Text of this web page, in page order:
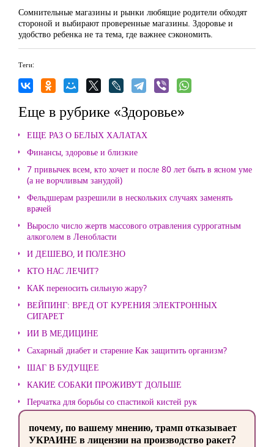
Сомнительные магазины и рынки любящие родители обходят
стороной и выбирают проверенные магазины. Здоровье и
удобство ребенка не та тема, где важнее сэкономить.
Теги:
Еще в рубрике «Здоровье»
ЕЩЕ РАЗ О БЕЛЫХ ХАЛАТАХ
Финансы, здоровье и близкие
7 привычек всем, кто хочет и после 80 лет быть в ясном уме
(а не ворчливым занудой)
Фельдшерам разрешили в нескольких случаях заменять
врачей
Выросло число жертв массового отравления суррогатным
алкоголем в Ленобласти
И ДЕШЕВО, И ПОЛЕЗНО
КТО НАС ЛЕЧИТ?
КАК переносить сильную жару?
ВЕЙПИНГ: ВРЕД ОТ КУРЕНИЯ ЭЛЕКТРОННЫХ
СИГАРЕТ
ИИ В МЕДИЦИНЕ
Сахарный диабет и старение Как защитить организм?
ШАГ В БУДУЩЕЕ
КАКИЕ СОБАКИ ПРОЖИВУТ ДОЛЬШЕ
Перчатка для борьбы со спастикой кистей рук
почему, по вашему мнению, трамп отказывает
УКРАИНЕ в лицензии на производство ракет?